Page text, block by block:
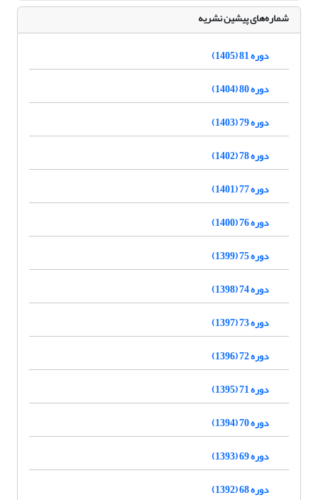
شماره‌های پیشین نشریه
دوره 81 (1405)
دوره 80 (1404)
دوره 79 (1403)
دوره 78 (1402)
دوره 77 (1401)
دوره 76 (1400)
دوره 75 (1399)
دوره 74 (1398)
دوره 73 (1397)
دوره 72 (1396)
دوره 71 (1395)
دوره 70 (1394)
دوره 69 (1393)
دوره 68 (1392)